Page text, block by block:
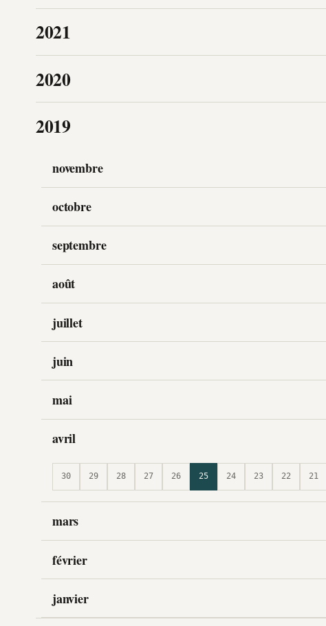
2021
2020
2019
novembre
octobre
septembre
août
juillet
juin
mai
avril
30 29 28 27 26 25 24 23 22 21
mars
février
janvier